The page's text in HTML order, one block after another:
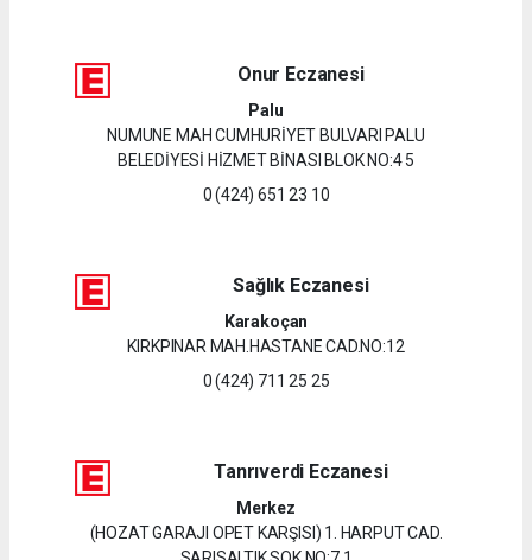
Onur Eczanesi
Palu
NUMUNE MAH CUMHURİYET BULVARI PALU
BELEDİYESİ HİZMET BİNASI BLOK NO:4 5
0 (424) 651 23 10
Sağlık Eczanesi
Karakoçan
KIRKPINAR MAH.HASTANE CAD.NO:12
0 (424) 711 25 25
Tanrıverdi Eczanesi
Merkez
(HOZAT GARAJI OPET KARŞISI) 1. HARPUT CAD.